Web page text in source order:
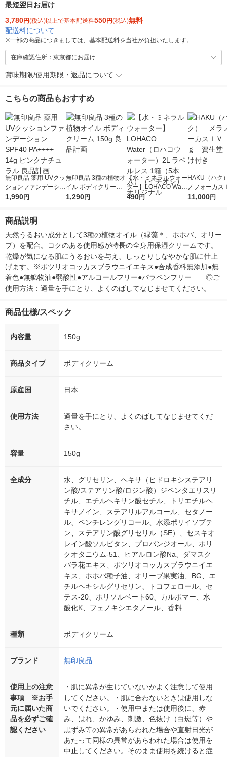
最短翌日お届け
3,780円(税込)以上で基本配送料550円(税込)無料
配送料について
※一部の商品につきましては、基本配送料を当社が負担いたします。
在庫確認住所：東京都にお届け
賞味期限/使用期限・返品について
こちらの商品もおすすめ
無印良品 薬用 UVクッ
ションファンデーショ
ン SPF40 PA++++ 14
1,990円
無印良品 3種の植物オ
イル ボディクリーム
150g 良品計画
1,290円
【水・ミネラルウォー
ター】LOHACO Wate
r（ロハコウォータ
490円
HAKU（ハ
ノフォーカ
5ｇ 資生堂
11,000円
商品説明
天然うるおい成分として3種の植物オイル（緑藻＊、ホホバ、オリー
ブ）を配合。コクのある使用感が特長の全身用保湿クリームです。
乾燥が気になる肌にうるおいを与え、しっとりしなやかな肌に仕上
げます。※ボツリオコッカスブラウニイエキス●合成香料無添加●無
着色●無鉱物油●弱酸性●アルコールフリー●パラベンフリー　　◎ご
使用方法：適量を手にとり、よくのばしてなじませてください。
商品仕様/スペック
内容量 150g
商品タイプ ボディクリーム
原産国 日本
使用方法
適量を手にとり、よくのばしてなじませてくだ
さい。
容量 150g
全成分
水、グリセリン、ヘキサ（ヒドロキシステアリ
ン酸/ステアリン酸/ロジン酸）ジペンタエリスリ
チル、エチルヘキサン酸セチル、トリエチルヘ
キサノイン、ステアリルアルコール、セタノー
ル、ペンチレングリコール、水添ポリイソブテ
ン、ステアリン酸グリセリル（SE）、セスキオ
レイン酸ソルビタン、プロパンジオール、ポリ
クオタニウム-51、ヒアルロン酸Na、ダマスク
バラ花エキス、ボツリオコッカスブラウニイエ
キス、ホホバ種子油、オリーブ果実油、BG、エ
チルヘキシルグリセリン、トコフェロール、セ
テス-20、ポリソルベート60、カルボマー、水
酸化K、フェノキシエタノール、香料
種類 ボディクリーム
ブランド 無印良品
使用上の注意
事項 ※お手
元に届いた商
品を必ずご確
認ください
・肌に異常が生じていないかよく注意して使用
してください。・肌に合わないときは使用しな
いでください。・使用中または使用後に、赤
み、はれ、かゆみ、刺激、色抜け（白斑等）や
黒ずみ等の異常があらわれた場合や直射日光が
あたって同様の異常があらわれた場合は使用を
中止してください。そのまま使用を続けると症